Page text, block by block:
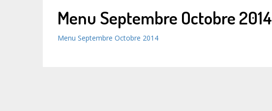
Menu Septembre Octobre 2014
Menu Septembre Octobre 2014